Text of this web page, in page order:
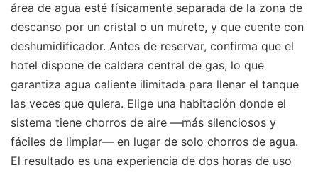
área de agua esté físicamente separada de la zona de
descanso por un cristal o un murete, y que cuente con
deshumidificador. Antes de reservar, confirma que el
hotel dispone de caldera central de gas, lo que
garantiza agua caliente ilimitada para llenar el tanque
las veces que quiera. Elige una habitación donde el
sistema tiene chorros de aire —más silenciosos y
fáciles de limpiar— en lugar de solo chorros de agua.
El resultado es una experiencia de dos horas de uso